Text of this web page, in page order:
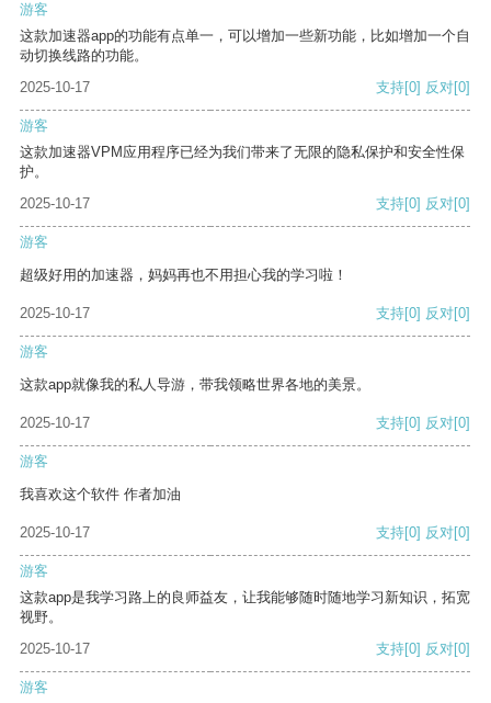
游客
这款加速器app的功能有点单一，可以增加一些新功能，比如增加一个自
动切换线路的功能。
2025-10-17
支持[0] 反对[0]
游客
这款加速器VPM应用程序已经为我们带来了无限的隐私保护和安全性保
护。
2025-10-17
支持[0] 反对[0]
游客
超级好用的加速器，妈妈再也不用担心我的学习啦！
2025-10-17 支持[0] 反对[0]
游客
这款app就像我的私人导游，带我领略世界各地的美景。
2025-10-17 支持[0] 反对[0]
游客
我喜欢这个软件 作者加油
2025-10-17 支持[0] 反对[0]
游客
这款app是我学习路上的良师益友，让我能够随时随地学习新知识，拓宽
视野。
2025-10-17
支持[0] 反对[0]
游客